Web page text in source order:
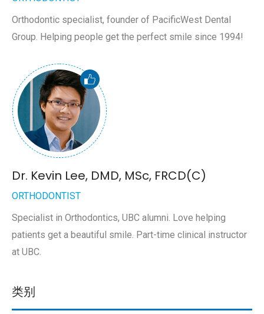
Orthodontic specialist, founder of PacificWest Dental
Group. Helping people get the perfect smile since 1994!
Dr. Kevin Lee, DMD, MSc, FRCD(C)
ORTHODONTIST
Specialist in Orthodontics, UBC alumni. Love helping
patients get a beautiful smile. Part-time clinical instructor
at UBC.
类别